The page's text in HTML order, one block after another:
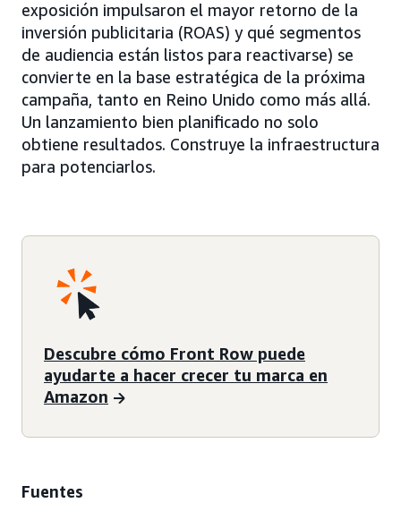
exposición impulsaron el mayor retorno de la
inversión publicitaria (ROAS) y qué segmentos
de audiencia están listos para reactivarse) se
convierte en la base estratégica de la próxima
campaña, tanto en Reino Unido como más allá.
Un lanzamiento bien planificado no solo
obtiene resultados. Construye la infraestructura
para potenciarlos.
Descubre cómo Front Row puede
ayudarte a hacer crecer tu marca en
Amazon
Fuentes